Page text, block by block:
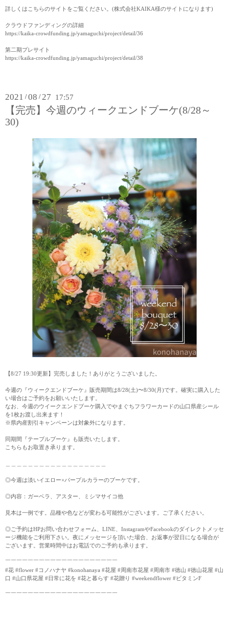
詳しくはこちらのサイトをご覧ください。(株式会社KAIKA様のサイトになります)
クラウドファンディングの詳細
https://kaika-crowdfunding.jp/yamaguchi/project/detail/36
第二期プレサイト
https://kaika-crowdfunding.jp/yamaguchi/project/detail/38
2021 /08 / 27 17:57
【完売】今週のウィークエンドブーケ(8/28～
30)
【8/27 19:30更新】完売しました！ありがとうございました。
今週の『ウィークエンドブーケ』販売期間は8/28(土)〜8/30(月)です。確実に購入した
い場合はご予約をお願いいたします。
なお、今週のウイークエンドブーケ購入でやまぐちフラワーカードの山口県産シール
を1枚お渡し出来ます！
※県内産割引キャンペーンは対象外になります。
同期間『テーブルブーケ』も販売いたします。
こちらもお取置き承ります。
◎今週は淡いイエロー×パープルカラーのブーケです。
◎内容：ガーベラ、アスター、ミシマサイコ他
見本は一例です。品種や色などが変わる可能性がございます。ご了承ください。
◎ご予約はHPお問い合わせフォーム、LINE、InstagramやFacebookのダイレクトメッセ
ージ機能をご利用下さい。夜にメッセージを頂いた場合、お返事が翌日になる場合が
ございます。営業時間中はお電話でのご予約も承ります。
￣￣￣￣￣￣￣￣￣￣￣￣￣￣￣￣￣￣￣￣
#花 #flower #コノハナヤ #konohanaya #花屋 #周南市花屋 #周南市 #徳山 #徳山花屋 #山
口 #山口県花屋 #日常に花を #花と暮らす #花贈り #weekendflower #ビタミンF
￣￣￣￣￣￣￣￣￣￣￣￣￣￣￣￣￣￣￣￣